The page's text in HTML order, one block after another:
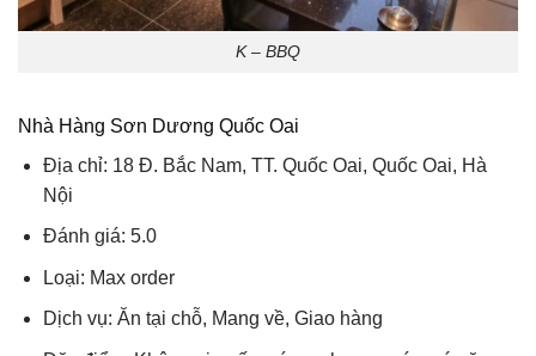
K – BBQ
Nhà Hàng Sơn Dương Quốc Oai
Địa chỉ: 18 Đ. Bắc Nam, TT. Quốc Oai, Quốc Oai, Hà
Nội
Đánh giá: 5.0
Loại: Max order
Dịch vụ: Ăn tại chỗ, Mang về, Giao hàng